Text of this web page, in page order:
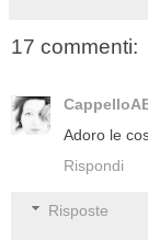
17 commenti:
Adoro le
Rispondi
Risposte